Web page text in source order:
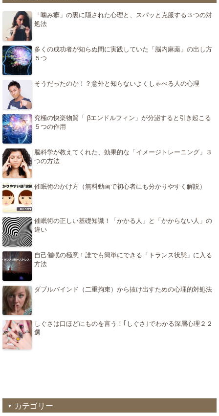
「噛み癖」の裏に隠された心理と、スパッと克服する３つの対
処法
多くの成功者が知らぬ間に実践していた「脳内麻薬」の出し方
５つ
そうだったのか！？意外と知らないよくしゃべる人の心理
究極の快楽物質「 βエンドルフィン」が分泌すると引き起こる
５つの作用
脳科学が教えてくれた、効果的な「イメージトレーニング」３
つの方法
催眠術のかけ方（無料動画で初心者にも分かりやすく解説）
催眠術の正しい基礎知識！「かかる人」と「かからない人」の
違い
自己催眠の極意！誰でも簡単にできる「トランス状態」に入る
方法
ダブルバインド（二重拘束）から抜け出すための心理的対処法
しぐさは口ほどにものを言う！｢しぐさ｣でわかる深層心理２２
選
カテゴリー